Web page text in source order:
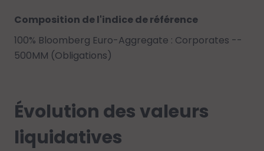
Composition de l'indice de référence
100% Bloomberg Euro-Aggregate : Corporates --
500MM (Obligations)
Évolution des valeurs
liquidatives